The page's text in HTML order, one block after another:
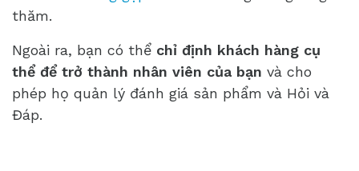
thăm.
Ngoài ra, bạn có thể chỉ định khách hàng cụ
thể để trở thành nhân viên của bạn và cho
phép họ quản lý đánh giá sản phẩm và Hỏi và
Đáp.